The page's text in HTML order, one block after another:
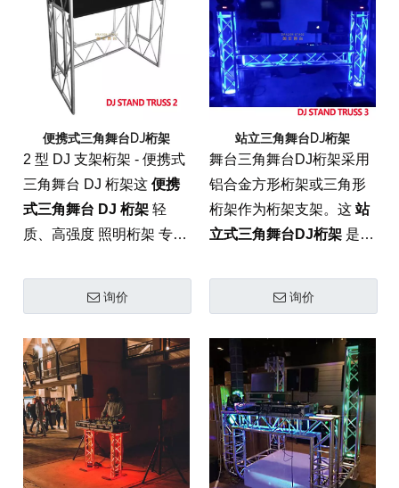
备。
为了 舞台灯 和 DJ 设备，
同时保持时尚、现代的美
感。
便携式三角舞台DJ桁架
2 型 DJ 支架桁架 - 便携式
三角舞台 DJ 桁架这 便携
式三角舞台 DJ 桁架 轻
质、高强度 照明桁架 专为
方案。这些三角形桁架采
构完整性的完美平衡，为
负载能力 为了 舞台灯 和
设备。
询价
站立三角舞台DJ桁架
舞台三角舞台DJ桁架采用
铝合金方形桁架或三角形
桁架作为桁架支架。这站
立式三角舞台DJ桁架 是一
桁架 专为现代 DJ 台和表
其三角形轮廓提供优雅的
美感和高效 负载能力，使
其成为必不可少的 音乐会
和活动舞台解决方案 适合
移动娱乐人士。
询价